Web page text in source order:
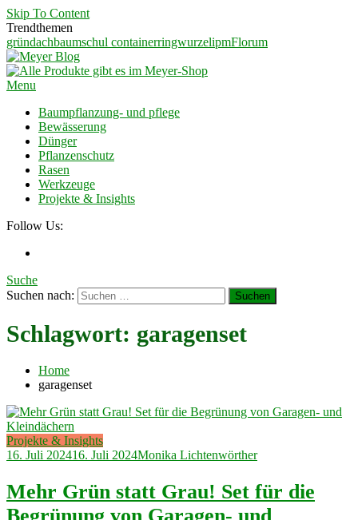
Skip To Content
Trendthemen
gründachbaumschul containerringwurzelipmFlorum
Meyer Blog
Ein Blog für Garten und Landschaftsbauer
Menu
Baumpflanzung- und pflege
Bewässerung
Dünger
Pflanzenschutz
Rasen
Werkzeuge
Projekte & Insights
Follow Us:
Suche
Suchen nach:
Schlagwort: garagenset
Home
garagenset
Projekte & Insights
16. Juli 202416. Juli 2024Monika Lichtenwörther
Mehr Grün statt Grau! Set für die